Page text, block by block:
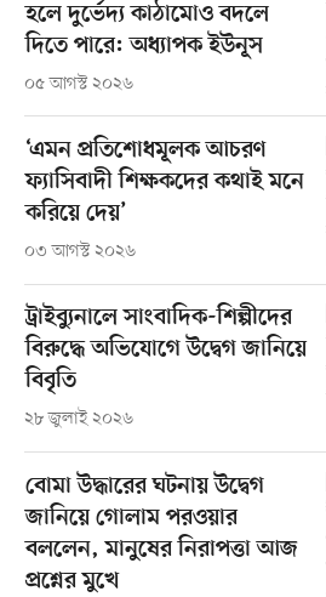
হলে দুর্ভেদ্য কাঠামোও বদলে
দিতে পারে: অধ্যাপক ইউনূস
০৫ আগস্ট ২০২৬
‘এমন প্রতিশোধমূলক আচরণ
ফ্যাসিবাদী শিক্ষকদের কথাই মনে
করিয়ে দেয়’
০৩ আগস্ট ২০২৬
ট্রাইব্যুনালে সাংবাদিক-শিল্পীদের
বিরুদ্ধে অভিযোগে উদ্বেগ জানিয়ে
বিবৃতি
২৮ জুলাই ২০২৬
বোমা উদ্ধারের ঘটনায় উদ্বেগ
জানিয়ে গোলাম পরওয়ার
বললেন, মানুষের নিরাপত্তা আজ
প্রশ্নের মুখে